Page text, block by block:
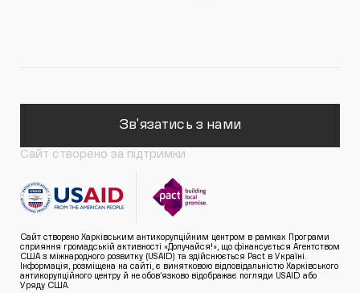
Зв'язатись з нами
Сайт створено за підтримки
Сайт створено Харківським антикорупційним центром в рамках Програми
сприяння громадській активності «Долучайся!», що фінансується Агентством
США з міжнародного розвитку (USAID) та здійснюється Pact в Україні.
Інформація, розміщена на сайті, є винятковою відповідальністю Харківського
антикорупційного центру й не обов’язково відображає погляди USAID або
Уряду США.